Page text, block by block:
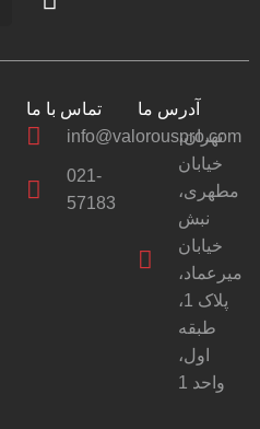
تماس با ما
info@valorouspro.com
021-
57183
آدرس ما
تهران،
خیابان
مطهری،
نبش
خیابان
میرعماد،
پلاک 1،
طبقه
اول،
واحد 1